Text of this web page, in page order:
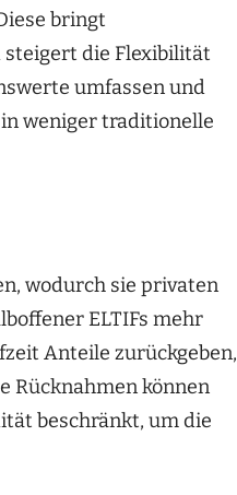
bringt
die Flexibilität
umfassen und
weniger traditionelle
wodurch sie privaten
ELTIFs mehr
Anteile zurückgeben,
Rücknahmen können
beschränkt, um die